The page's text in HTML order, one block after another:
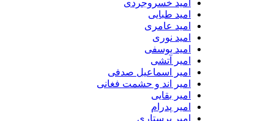
امید خسروجردی
امید طبایی
امید عامری
امید نوری
امید یوسفی
امیر آتشی
امیر اسماعیل صدفی
امیر اند و حشمت فغانی
امیر بقایی
امیر پدرام
امیر پرستاری